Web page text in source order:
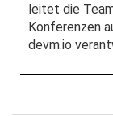
leitet die
Konferenzen
devm.io